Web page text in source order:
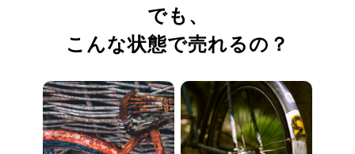
でも、
こんな状態で売れるの？